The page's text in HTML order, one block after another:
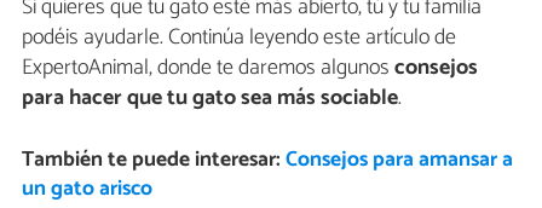
Si quieres que tu gato esté más abierto, tú y tu familia
podéis ayudarle. Continúa leyendo este artículo de
ExpertoAnimal, donde te daremos algunosconsejos
para hacer que tu gato sea más sociable.
También te puede interesar:Consejos para amansar a
un gato arisco